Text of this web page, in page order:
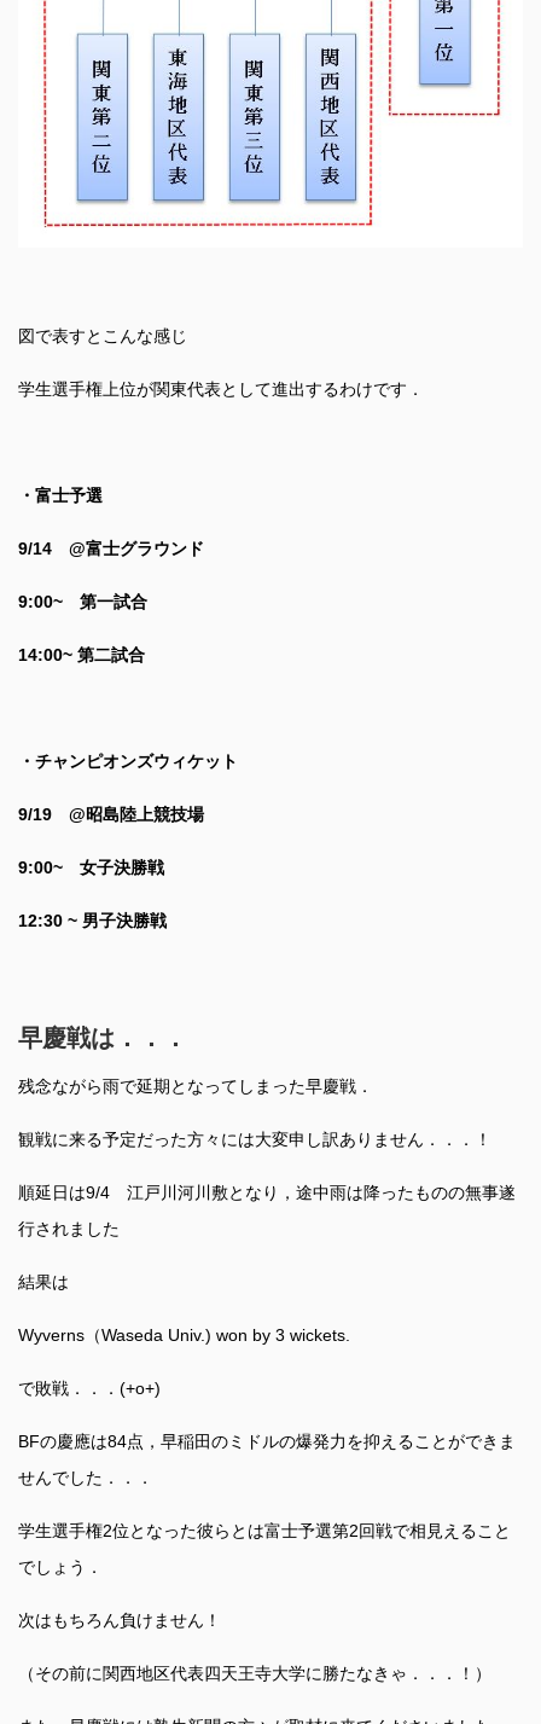
図で表すとこんな感じ
学生選手権上位が関東代表として進出するわけです．
・富士予選
9/14 @富士グラウンド
9:00~ 第一試合
14:00~ 第二試合
・チャンピオンズウィケット
9/19 @昭島陸上競技場
9:00~ 女子決勝戦
12:30 ~ 男子決勝戦
早慶戦は．．．
残念ながら雨で延期となってしまった早慶戦．
観戦に来る予定だった方々には大変申し訳ありません．．．！
順延日は9/4 江戸川河川敷となり，途中雨は降ったものの無事遂
行されました
結果は
Wyverns（Waseda Univ.) won by 3 wickets.
で敗戦．．．(+o+)
BFの慶應は84点，早稲田のミドルの爆発力を抑えることができま
せんでした．．．
学生選手権2位となった彼らとは富士予選第2回戦で相見えること
でしょう．
次はもちろん負けません！
（その前に関西地区代表四天王寺大学に勝たなきゃ．．．！）